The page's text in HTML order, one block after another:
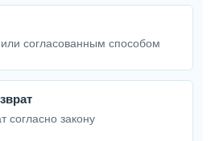
согласованным способом
согласно закону